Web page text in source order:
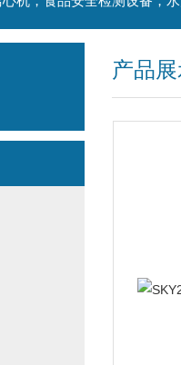
产品